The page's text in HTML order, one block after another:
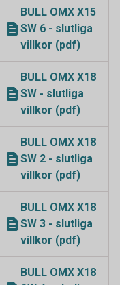
BULL OMX X15
SW 6 - slutliga
villkor (pdf)
BULL OMX X18
SW - slutliga
villkor (pdf)
BULL OMX X18
SW 2 - slutliga
villkor (pdf)
BULL OMX X18
SW 3 - slutliga
villkor (pdf)
BULL OMX X18